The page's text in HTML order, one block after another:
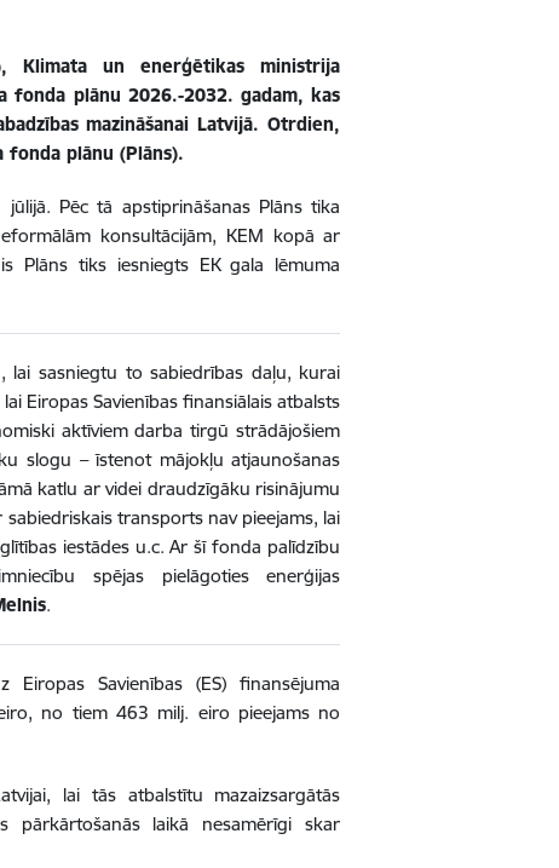
Klimata un enerģētikas ministrija
fonda plānu 2026.-2032. gadam, kas
mazināšanai Latvijā. Otrdien,
fonda plānu (Plāns).
Pēc tā apstiprināšanas Plāns tika
konsultācijām, KEM kopā ar
Plāns tiks iesniegts EK gala lēmuma
lai sasniegtu to sabiedrības daļu, kurai
Eiropas Savienības finansiālais atbalsts
aktīviem darba tirgū strādājošiem
slogu – īstenot mājokļu atjaunošanas
katlu ar videi draudzīgāku risinājumu
transports nav pieejams, lai
iestādes u.c. Ar šī fonda palīdzību
spējas pielāgoties enerģijas
.
Savienības (ES) finansējuma
no tiem 463 milj. eiro pieejams no
lai tās atbalstītu mazaizsargātās
pārkārtošanās laikā nesamērīgi skar